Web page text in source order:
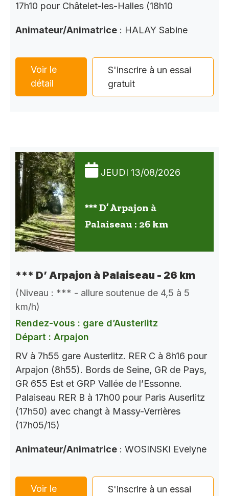
17h10 pour Châtelet-les-Halles (18h10
Animateur/Animatrice : HALAY Sabine
Voir le
détail
S'inscrire à un essai
gratuit
JEUDI 13/08/2026
*** D’ Arpajon à
Palaiseau : 26 km
*** D’ Arpajon à Palaiseau - 26 km
(Niveau : *** - allure soutenue de 4,5 à 5
km/h)
Rendez-vous : gare d’Austerlitz
Départ : Arpajon
RV à 7h55 gare Austerlitz. RER C à 8h16 pour
Arpajon (8h55). Bords de Seine, GR de Pays,
GR 655 Est et GRP Vallée de l’Essonne.
Palaiseau RER B à 17h00 pour Paris Auserlitz
(17h50) avec changt à Massy-Verrières
(17h05/15)
Animateur/Animatrice : WOSINSKI Evelyne
Voir le
S'inscrire à un essai